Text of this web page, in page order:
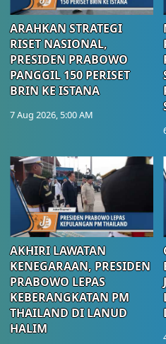
ARAHKAN STRATEGI
RISET NASIONAL,
PRESIDEN PRABOWO
PANGGIL 150 PERISET
BRIN KE ISTANA
7 Aug 2026, 5:00 AM
AKHIRI LAWATAN
KENEGARAAN, PRESIDEN
PRABOWO LEPAS
KEBERANGKATAN PM
THAILAND DI LANUD
HALIM